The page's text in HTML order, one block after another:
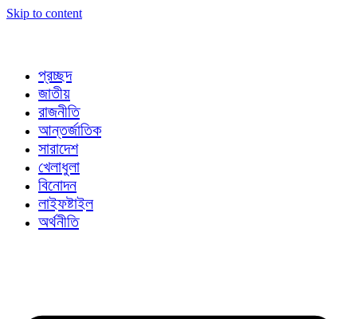
Skip to content
প্রচ্ছদ
জাতীয়
রাজনীতি
আন্তর্জাতিক
সারাদেশ
খেলাধুলা
বিনোদন
লাইফষ্টাইল
অর্থনীতি